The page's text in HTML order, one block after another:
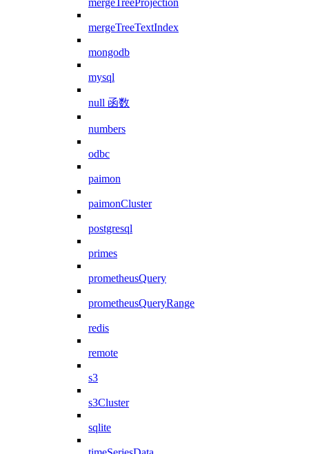
mergeTreeTextIndex
mongodb
mysql
null 函数
numbers
odbc
paimon
paimonCluster
postgresql
primes
prometheusQuery
prometheusQueryRange
redis
remote
s3
s3Cluster
sqlite